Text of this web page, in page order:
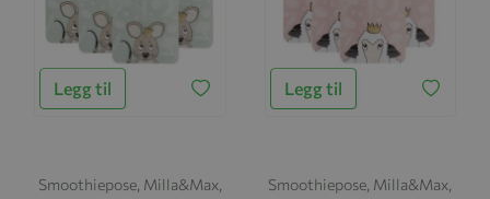
Legg til
Smoothiepose, Milla&Max,
Legg til
Smoothiepose, Milla&Max,